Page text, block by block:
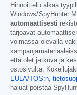
Hinnoittelu alkaa
Windows/SpyHunter
automaattisesti
tarjoavat
voimassa olevalla
että olet jatkuva ja
ostosivulta.
EULA/TOS:n
haluat poistaa